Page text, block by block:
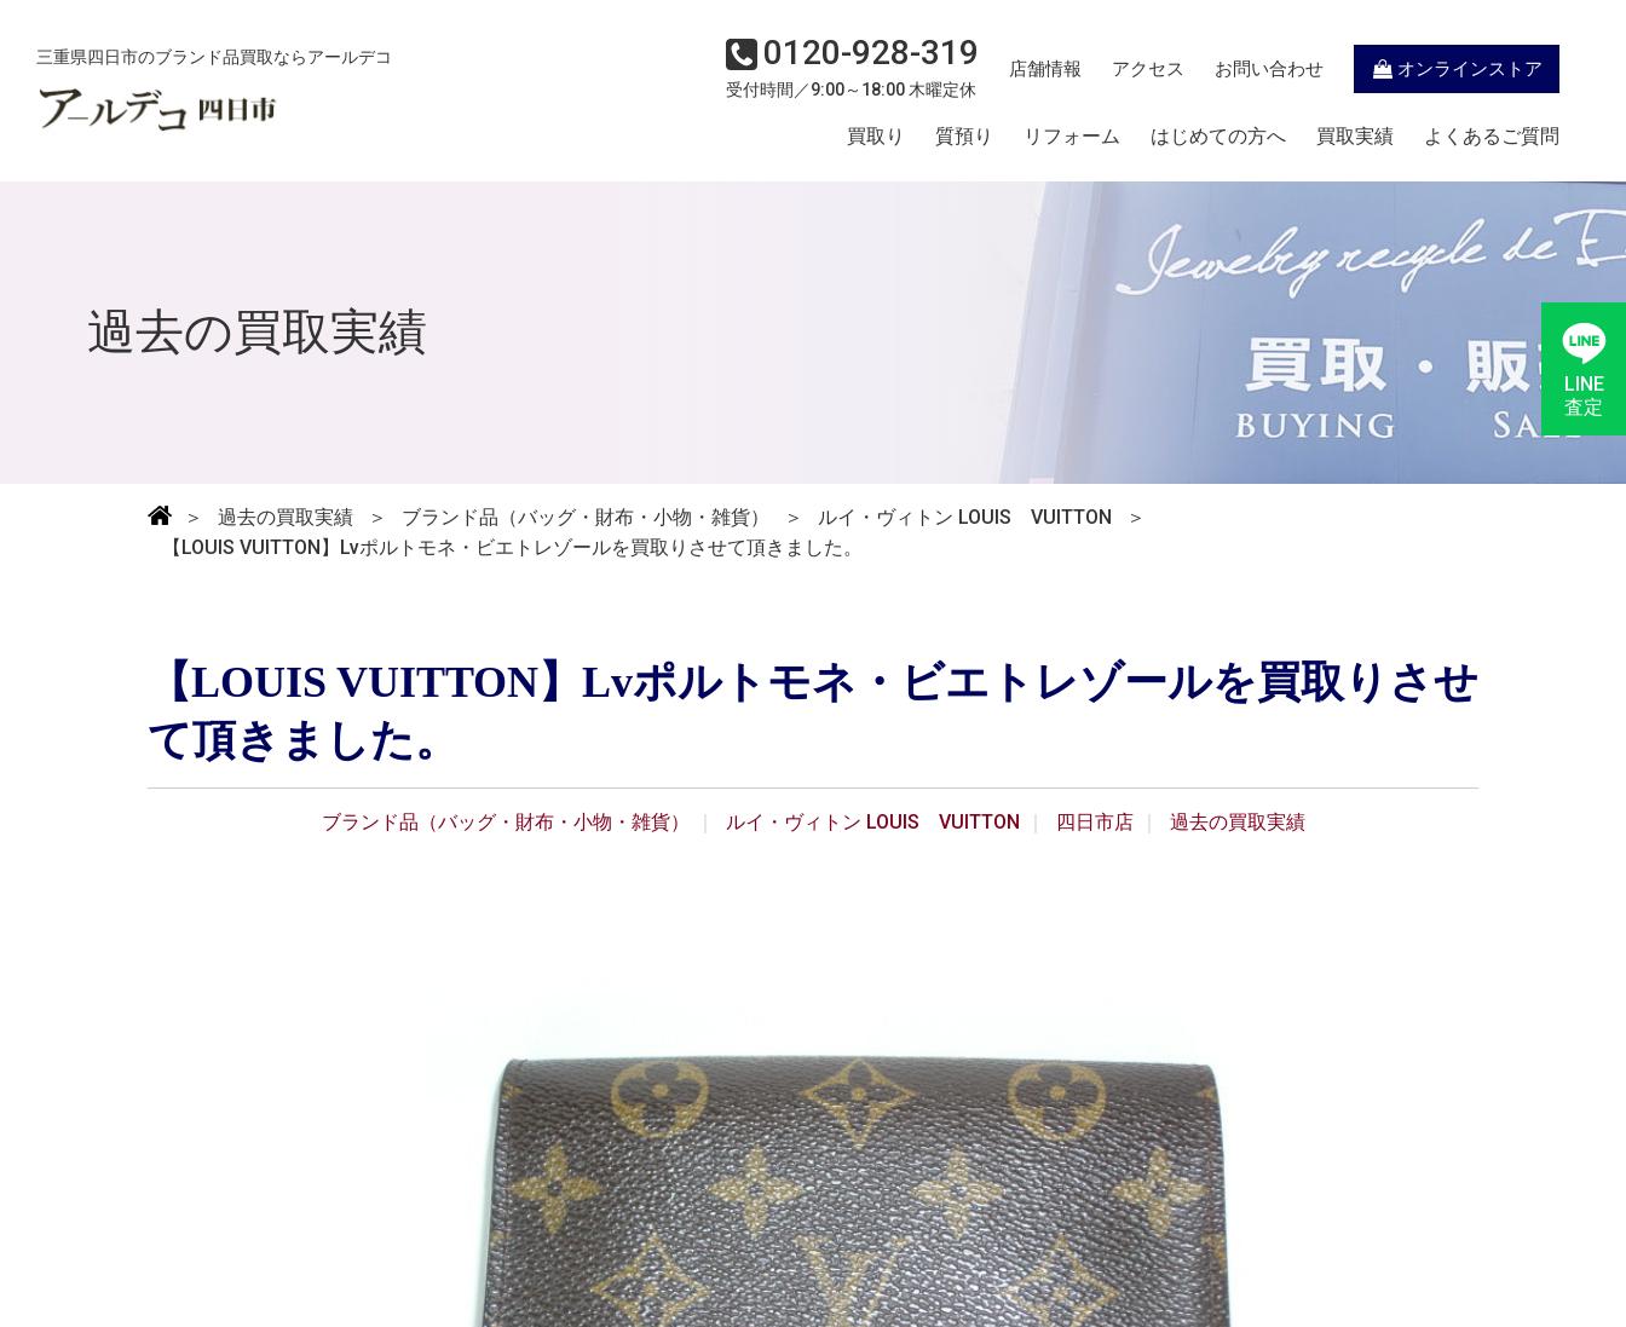
三重県四日市のブランド品買取ならアールデコ 0120-928-319
受付時間／9:00～18:00 木曜定休
店舗情報 アクセス お問い合わせ オンラインストア
買取り 質預り リフォーム はじめての方へ 買取実績 よくあるご質問
LINE
査定
過去の買取実績
＞ 過去の買取実績 ＞ ブランド品（バッグ・財布・小物・雑貨） ＞ ルイ・ヴィトン LOUIS VUITTON
＞
【LOUIS VUITTON】Lvポルトモネ・ビエトレゾールを買取りさせて頂きました。
【LOUIS VUITTON】Lvポルトモネ・ビエトレゾールを買取りさせ
て頂きました。
ブランド品（バッグ・財布・小物・雑貨） ルイ・ヴィトン LOUIS VUITTON 四日市店 過去の買取実績